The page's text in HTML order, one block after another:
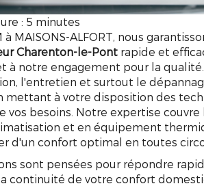
: 5 minutes
à MAISONS-ALFORT, nous
Charenton-le-Pont rapide et
à notre engagement pour la
l'entretien et surtout le
mettant à votre disposition des
vos besoins. Notre expertise
et en équipement
d'un confort optimal en toutes
sont pensées pour répondre
continuité de votre confort